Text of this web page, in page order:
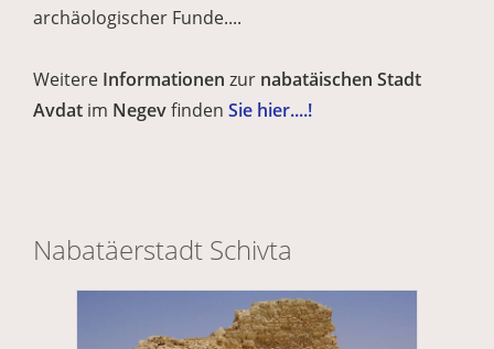
archäologischer Funde....
Weitere Informationen zur nabatäischen Stadt
Avdat im Negevfinden Sie hier....!
Nabatäerstadt Schivta